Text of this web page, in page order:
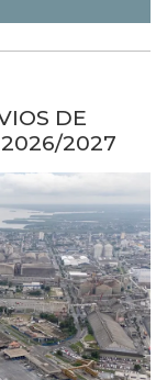
DE
2026/2027